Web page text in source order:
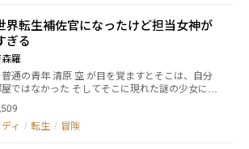
んにしている。 まるでアニメや小説で見るVRMM
うな世界であったが、そこは既に滅亡のカウン
ンが始まっていた。
での殴り合いが魅力のバトルシーンが人気なの
ある育成方法を行った場合、全ジョブ中、女モ
みが平均被ダメージ１のカッチカチの盾キャラ
のだ。通称「カチモン」の完成である。 しか
攻撃力も下手をすれば、いや間違いなく育成後は
スをワンパンで倒せる程にまで成長する。まさ
ゲーからヌルゲーへの大暴落キャラとなるのだ。
クエストの最中に、勇者パーティーの追放シー
くわしてしまい、その場で理不尽に追放され
界転生補佐官になったけど担当女神が
ぎる
羅
普通の青年 清原 空 が目を覚ますとそこは、自分
ではなかった そしてそこに現れた謎の少女に、
なたは生まれ変わります」と告げられる 転生先を
るというから話を聞いてみれば、どうにも適当な
それもそのはずでその少女はまだ幼い見た目の通
ィ / 転生 / 冒険